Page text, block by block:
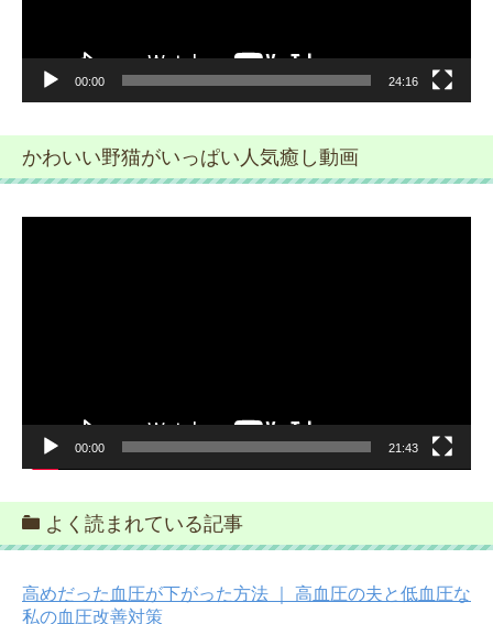
00:00 24:16
かわいい野猫がいっぱい人気癒し動画
00:00 21:43
よく読まれている記事
高めだった血圧が下がった方法 ｜ 高血圧の夫と低血圧な
私の血圧改善対策